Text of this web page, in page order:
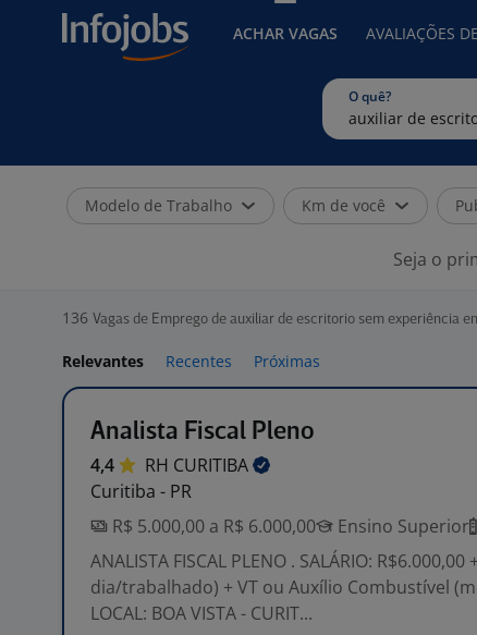
ACHAR VAGAS AVALIAÇÕES
O quê?
Modelo de Trabalho Km de você
Seja o
136 Vagas de Emprego de auxiliar de escritorio sem experiência
Relevantes Recentes Próximas
Analista Fiscal Pleno
4,4 RH CURITIBA
Curitiba - PR
R$ 5.000,00 a R$ 6.000,00
Ensino Superior
ANALISTA FISCAL PLENO . SALÁRIO: R$6.000,00
dia/trabalhado) + VT ou Auxílio Combustível
LOCAL: BOA VISTA - CURIT...